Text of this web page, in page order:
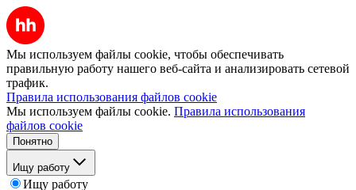
Мы используем файлы cookie, чтобы обеспечивать
правильную работу нашего веб-сайта и анализировать сетевой
трафик.
Правила использования файлов cookie
Мы используем файлы cookie. Правила использования
файлов cookie
Понятно
Ищу работу
Ищу работу